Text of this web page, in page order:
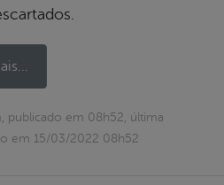
publicado em 08h52, última
em 15/03/2022 08h52